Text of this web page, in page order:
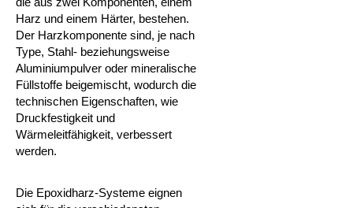
Harz und einem Härter, bestehen.
Der Harzkomponente sind, je nach
Type, Stahl- beziehungsweise
Aluminiumpulver oder mineralische
Füllstoffe beigemischt, wodurch die
technischen Eigenschaften, wie
Druckfestigkeit und
Wärmeleitfähigkeit, verbessert
werden.
Die Epoxidharz-Systeme eignen